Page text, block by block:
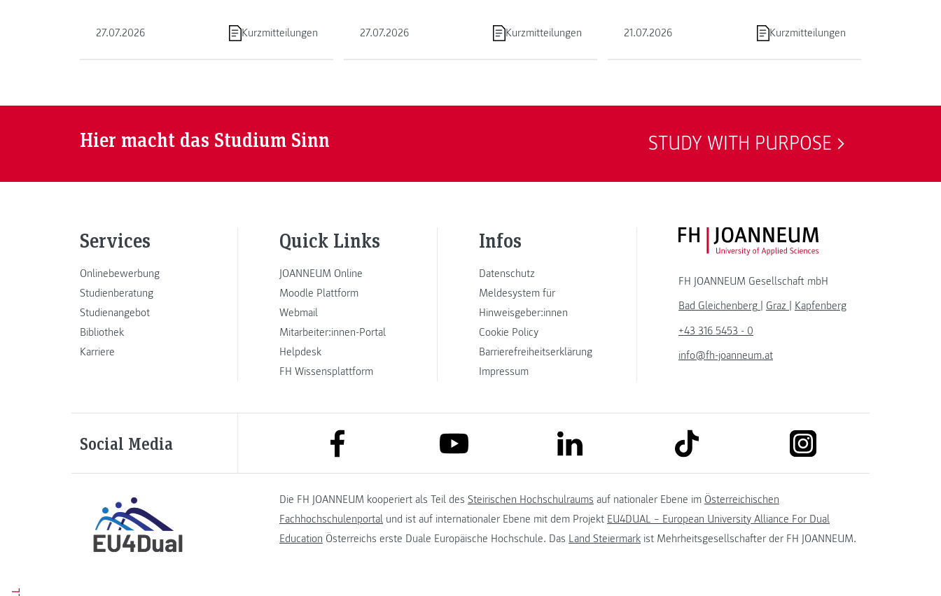
27.07.2026 Kurzmitteilungen 27.07.2026 Kurzmitteilungen 21.07.2026 Kurzmitteilungen
Hier macht das Studium Sinn STUDY WITH PURPOSE
Services
Onlinebewerbung
Studienberatung
Studienangebot
Bibliothek
Karriere
Quick Links
JOANNEUM Online
Moodle Plattform
Webmail
Mitarbeiter:innen-Portal
Helpdesk
FH Wissensplattform
Infos
Datenschutz
Meldesystem für
Hinweisgeber:innen
Cookie Policy
Barrierefreiheitserklärung
Impressum
FH JOANNEUM Logo
FH JOANNEUM Gesellschaft mbH
Bad Gleichenberg
Graz
Kapfenberg
+43 316 5453 - 0
info@fh-joanneum.at
Social Media link to facebook link to youtube link to linkedin link to tiktok link to instagram
Die FH JOANNEUM kooperiert als Teil des Steirischen Hochschulraums auf nationaler Ebene im Österreichischen
Fachhochschulenportal und ist auf internationaler Ebene mit dem Projekt EU4DUAL – European University Alliance For Dual
Education Österreichs erste Duale Europäische Hochschule. Das Land Steiermark ist Mehrheitsgesellschafter der FH JOANNEUM.